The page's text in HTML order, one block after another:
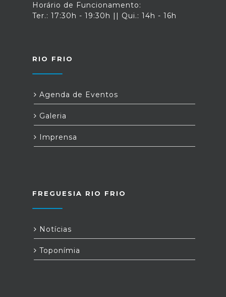
Horário de Funcionamento:
Ter.: 17:30h - 19:30h || Qui.: 14h - 16h
RIO FRIO
Agenda de Eventos
Galeria
Imprensa
FREGUESIA RIO FRIO
Notícias
Toponímia